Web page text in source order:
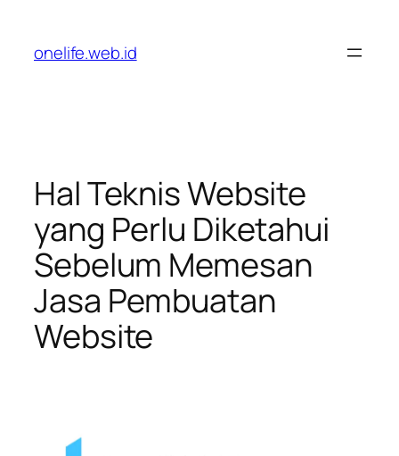
konten
onelife.web.id
Hal Teknis Website
yang Perlu Diketahui
Sebelum Memesan
Jasa Pembuatan
Website